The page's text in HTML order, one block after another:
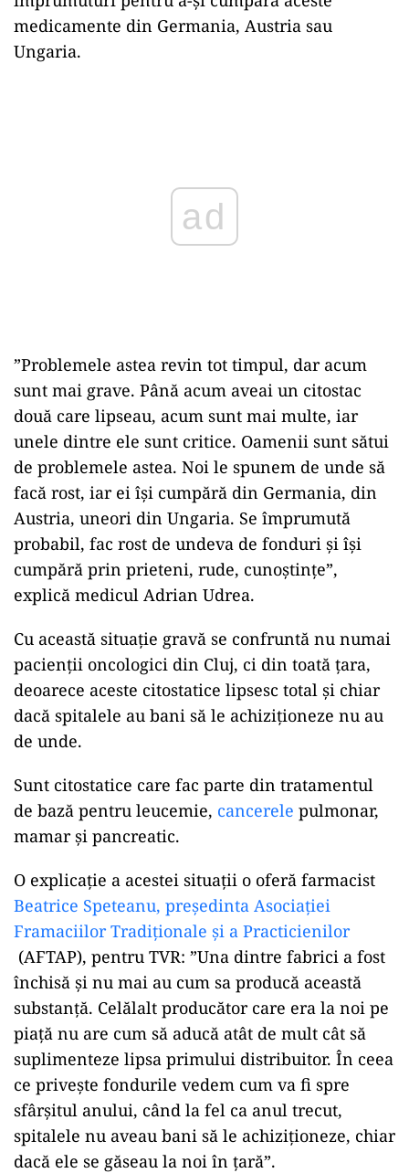
medicamente din Germania, Austria sau
Ungaria.
”Problemele astea revin tot timpul, dar acum
sunt mai grave. Până acum aveai un citostac
două care lipseau, acum sunt mai multe, iar
unele dintre ele sunt critice. Oamenii sunt sătui
de problemele astea. Noi le spunem de unde să
facă rost, iar ei îşi cumpără din Germania, din
Austria, uneori din Ungaria. Se împrumută
probabil, fac rost de undeva de fonduri şi îşi
cumpără prin prieteni, rude, cunoştinţe”,
explică medicul Adrian Udrea.
Cu această situație gravă se confruntă nu numai
pacienții oncologici din Cluj, ci din toată țara,
deoarece aceste citostatice lipsesc total și chiar
dacă spitalele au bani să le achiziționeze nu au
de unde.
Sunt citostatice care fac parte din tratamentul
de bază pentru leucemie, cancerele pulmonar,
mamar și pancreatic.
O explicație a acestei situații o oferă farmacist
Beatrice Speteanu, președinta Asociației
Framaciilor Tradiționale și a Practicienilor
(AFTAP), pentru TVR: ”Una dintre fabrici a fost
închisă şi nu mai au cum sa producă această
substanţă. Celălalt producător care era la noi pe
piaţă nu are cum să aducă atât de mult cât să
suplimenteze lipsa primului distribuitor. În ceea
ce priveşte fondurile vedem cum va fi spre
sfârşitul anului, când la fel ca anul trecut,
spitalele nu aveau bani să le achiziţioneze, chiar
dacă ele se găseau la noi în ţară”.